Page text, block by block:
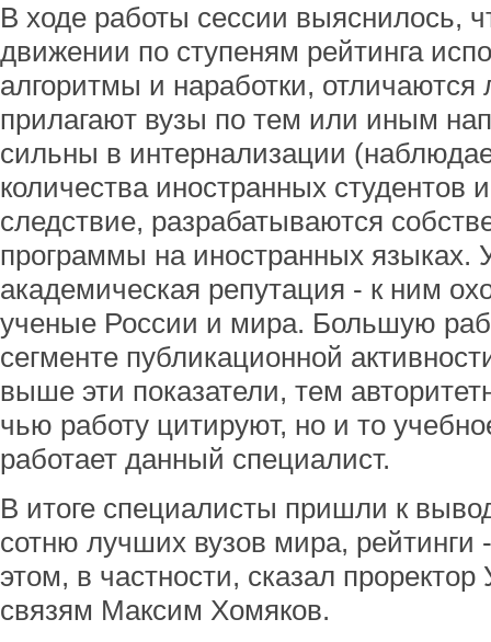
В ходе работы сессии выяснилось,
движении по ступеням рейтинга
алгоритмы и наработки,
прилагают вузы по тем или иным
сильны в интернализации
количества иностранных студентов
следствие, разрабатываются
программы на иностранных языках.
академическая репутация - к ним
ученые России и мира. Большую
сегменте публикационной
выше эти показатели, тем
чью работу цитируют, но и то
работает данный специалист.
В итоге специалисты пришли к
сотню лучших вузов мира, рейтинги
этом, в частности, сказал
связям Максим Хомяков.